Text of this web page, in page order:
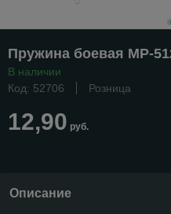
Пружина боевая МР-
В наличии
Код: 52706
Розница
12,90 руб.
Описание